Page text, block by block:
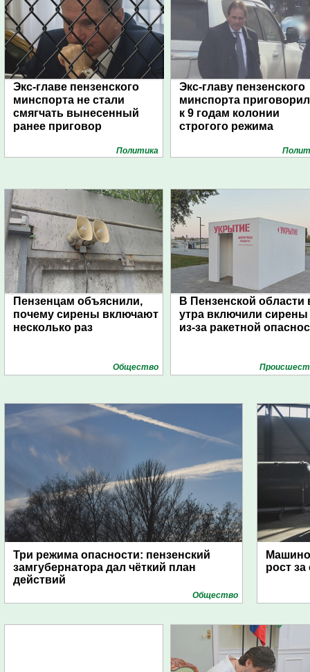
Экс-главе пензенского
минспорта не стали
смягчать вынесенный
ранее приговор
Политика
Экс-главу пензенского
минспорта
к 9 годам колонии
строгого режима
Пензенцам объяснили,
почему сирены включают
несколько раз
Общество
В Пензенской области
утра включили сирены
из-за ракетной
Три режима опасности: пензенский
замгубернатора дал чёткий план
действий
Общество
рост за